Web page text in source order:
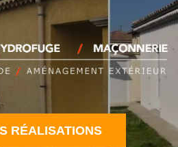
RÉALISATIONS